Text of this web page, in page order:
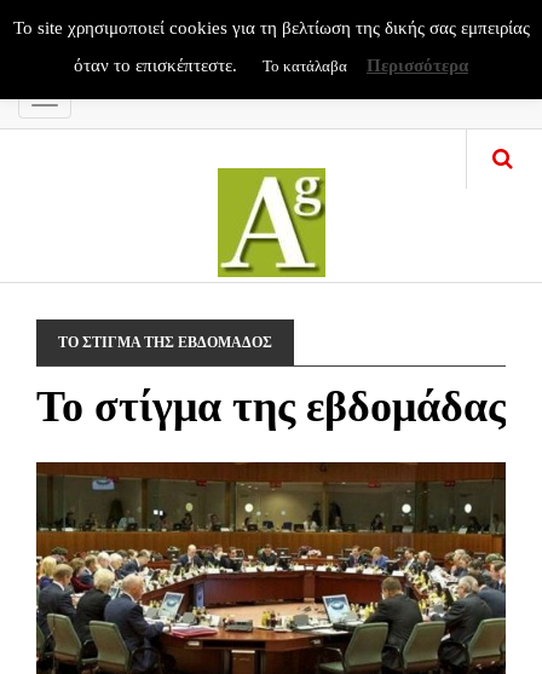
Menu
ΤΟ ΣΤΙΓΜΑ ΤΗΣ ΕΒΔΟΜΑΔΟΣ
To στίγμα της εβδομάδας
To site χρησιμοποιεί cookies για τη βελτίωση της δικής σας εμπειρίας
όταν το επισκέπτεστε.
Το κατάλαβα Περισσότερα